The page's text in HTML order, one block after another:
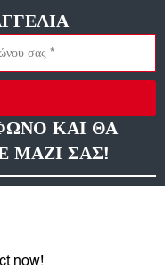
ΚΑΙ ΘΑ
ΜΑΖΙ ΣΑΣ!
now!